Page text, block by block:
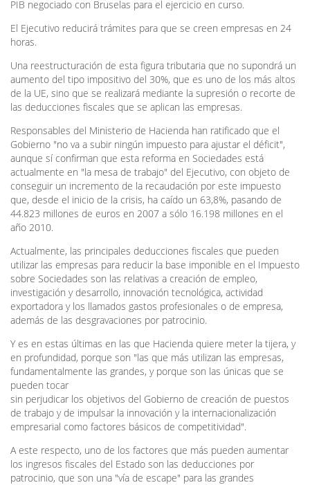
PIB negociado con Bruselas para el ejercicio en curso.
El Ejecutivo reducirá trámites para que se creen empresas en 24
horas.
Una reestructuración de esta figura tributaria que no supondrá un
aumento del tipo impositivo del 30%, que es uno de los más altos
de la UE, sino que se realizará mediante la supresión o recorte de
las deducciones fiscales que se aplican las empresas.
Responsables del Ministerio de Hacienda han ratificado que el
Gobierno "no va a subir ningún impuesto para ajustar el déficit",
aunque sí confirman que esta reforma en Sociedades está
actualmente en "la mesa de trabajo" del Ejecutivo, con objeto de
conseguir un incremento de la recaudación por este impuesto
que, desde el inicio de la crisis, ha caído un 63,8%, pasando de
44.823 millones de euros en 2007 a sólo 16.198 millones en el
año 2010.
Actualmente, las principales deducciones fiscales que pueden
utilizar las empresas para reducir la base imponible en el Impuesto
sobre Sociedades son las relativas a creación de empleo,
investigación y desarrollo, innovación tecnológica, actividad
exportadora y los llamados gastos profesionales o de empresa,
además de las desgravaciones por patrocinio.
Y es en estas últimas en las que Hacienda quiere meter la tijera, y
en profundidad, porque son "las que más utilizan las empresas,
fundamentalmente las grandes, y porque son las únicas que se
pueden tocar
sin perjudicar los objetivos del Gobierno de creación de puestos
de trabajo y de impulsar la innovación y la internacionalización
empresarial como factores básicos de competitividad".
A este respecto, uno de los factores que más pueden aumentar
los ingresos fiscales del Estado son las deducciones por
patrocinio, que son una "vía de escape" para las grandes